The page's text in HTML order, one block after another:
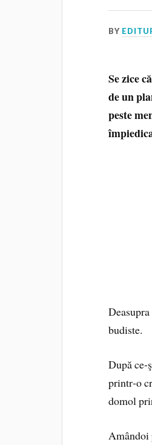
BY
Se zice
de un
peste
budiste.
După
printr‑o
domol
Amândoi